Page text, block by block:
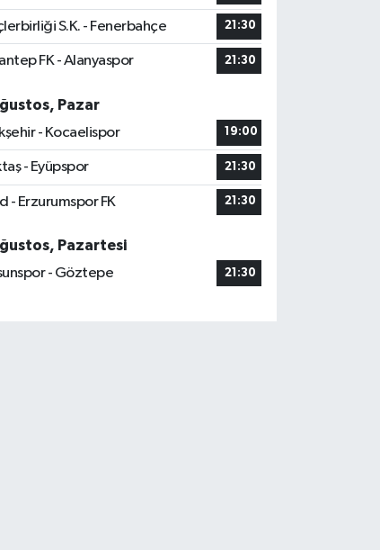
S.K. - Fenerbahçe 21:30
FK - Alanyaspor 21:30
Pazar
- Kocaelispor
19:00
- Eyüpspor 21:30
- Erzurumspor FK 21:30
Pazartesi
- Göztepe
21:30